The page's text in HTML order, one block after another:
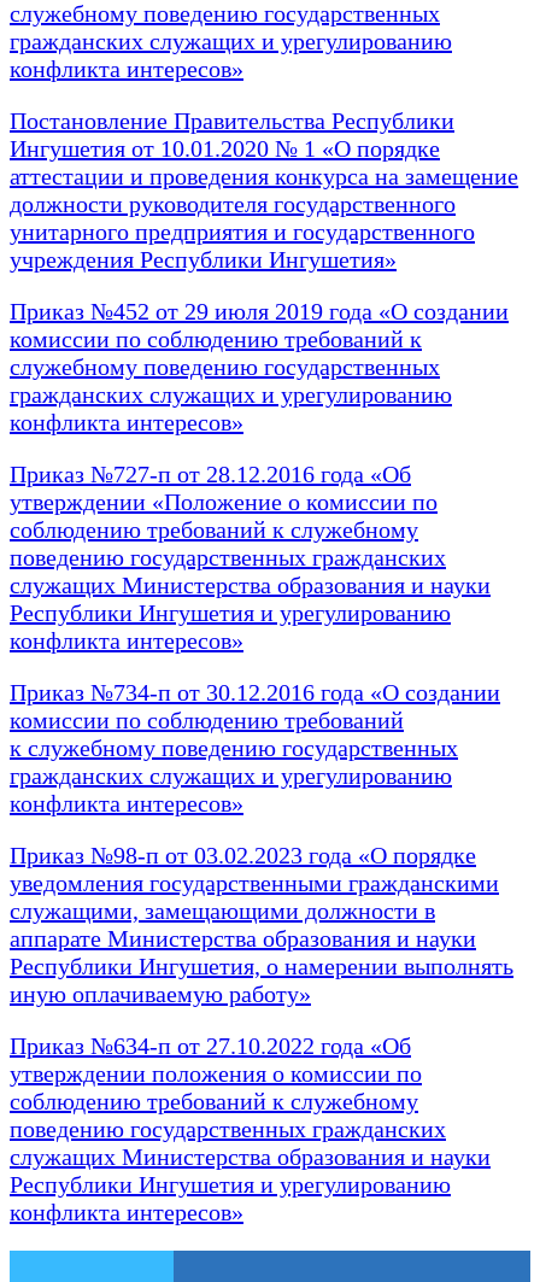
служебному поведению государственных
гражданских служащих и урегулированию
конфликта интересов»
Постановление Правительства Республики
Ингушетия от 10.01.2020 № 1 «О порядке
аттестации и проведения конкурса на замещение
должности руководителя государственного
унитарного предприятия и государственного
учреждения Республики Ингушетия»
Приказ №452 от 29 июля 2019 года «О создании
комиссии по соблюдению требований к
служебному поведению государственных
гражданских служащих и урегулированию
конфликта интересов»
Приказ №727-п от 28.12.2016 года «Об
утверждении «Положение о комиссии по
соблюдению требований к служебному
поведению государственных гражданских
служащих Министерства образования и науки
Республики Ингушетия и урегулированию
конфликта интересов»
Приказ №734-п от 30.12.2016 года «О создании
комиссии по соблюдению требований
к служебному поведению государственных
гражданских служащих и урегулированию
конфликта интересов»
Приказ №98-п от 03.02.2023 года «О порядке
уведомления государственными гражданскими
служащими, замещающими должности в
аппарате Министерства образования и науки
Республики Ингушетия, о намерении выполнять
иную оплачиваемую работу»
Приказ №634-п от 27.10.2022 года «Об
утверждении положения о комиссии по
соблюдению требований к служебному
поведению государственных гражданских
служащих Министерства образования и науки
Республики Ингушетия и урегулированию
конфликта интересов»